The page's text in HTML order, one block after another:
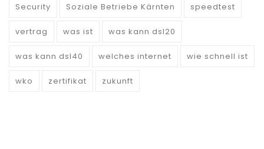
Security Soziale Betriebe Kärnten speedtest
vertrag was ist was kann dsl20
was kann dsl40 welches internet wie schnell ist
wko zertifikat zukunft